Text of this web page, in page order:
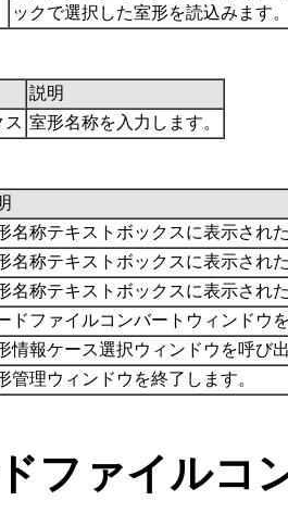
ックで選択した室形を読込みます
説明
ス 室形名称を入力します。
名称テキストボックスに表示され
名称テキストボックスに表示され
名称テキストボックスに表示され
ドファイルコンバートウィンドウ
情報ケース選択ウィンドウを呼び
管理ウィンドウを終了します。
ファイルコ